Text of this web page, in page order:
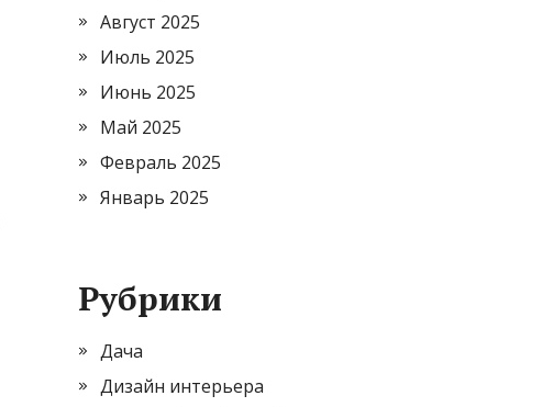
Август 2025
Июль 2025
Июнь 2025
Май 2025
Февраль 2025
Январь 2025
Рубрики
Дача
Дизайн интерьера